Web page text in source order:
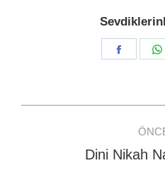
Share
navigation
Dini Nikah